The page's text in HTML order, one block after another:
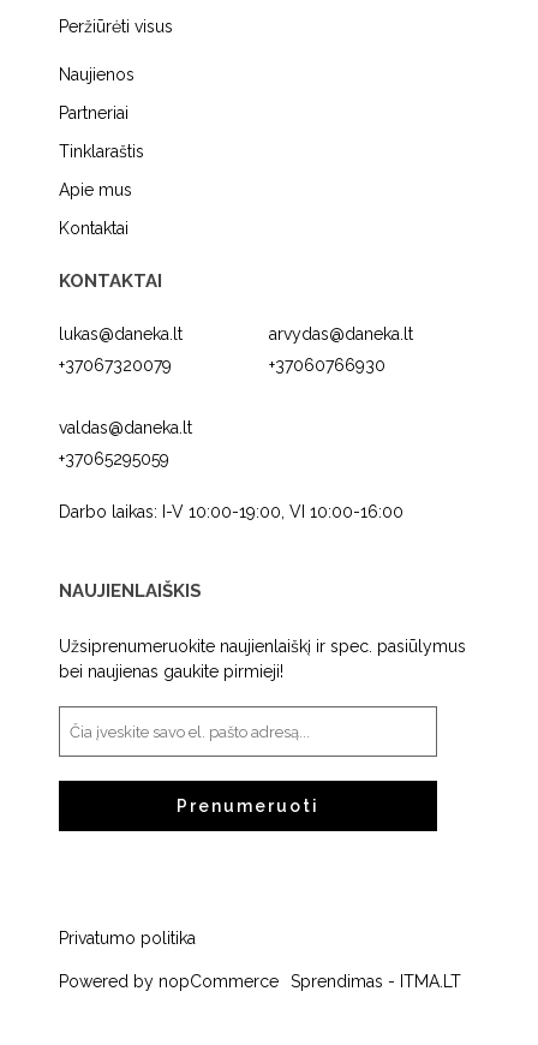
Peržiūrėti visus
Naujienos
Partneriai
Tinklaraštis
Apie mus
Kontaktai
KONTAKTAI
lukas@daneka.lt
+37067320079
arvydas@daneka.lt
+37060766930
valdas@daneka.lt
+37065295059
Darbo laikas: I-V 10:00-19:00, VI 10:00-16:00
NAUJIENLAIŠKIS
Užsiprenumeruokite naujienlaiškį ir spec. pasiūlymus
bei naujienas gaukite pirmieji!
Prenumeruoti
Powered by nopCommerce Sprendimas - ITMA.LT
Privatumo politika